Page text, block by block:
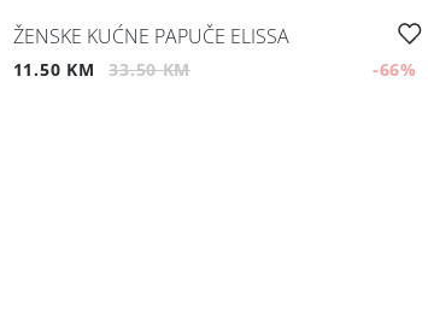
ŽENSKE KUĆNE PAPUČE ELISSA
11.50 KM 33.50 KM -66%